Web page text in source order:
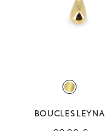
BOUCLES LEYNA